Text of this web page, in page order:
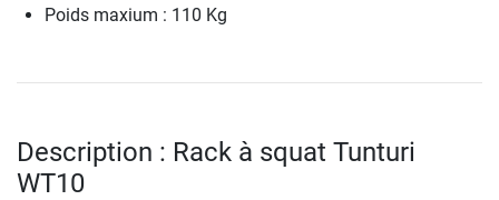
Poids maxium : 110 Kg
Description : Rack à squat Tunturi
WT10